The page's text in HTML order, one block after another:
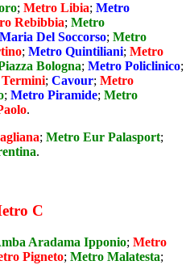
; Metro Libia; Metro
Rebibbia; Metro
Del Soccorso; Metro
; Metro Quintiliani; Metro
Bologna; Metro Policlinico;
; Cavour; Metro
; Metro Piramide; Metro
.
; Metro Eur Palasport;
.
C
Aradama Ipponio; Metro
Pigneto; Metro Malatesta;